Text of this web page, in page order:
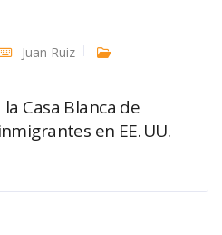
Juan Ruiz
Casa Blanca de
en EE. UU.